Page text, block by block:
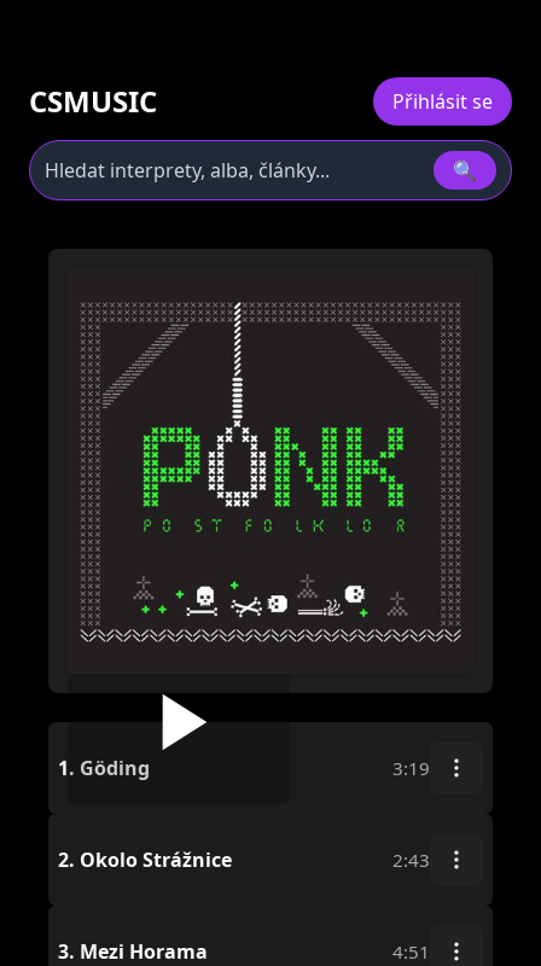
CSMUSIC Přihlásit se
🔍
1. Göding 3:19
2. Okolo Strážnice 2:43
3. Mezi Horama 4:51